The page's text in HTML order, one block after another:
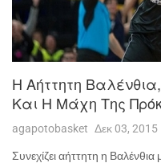
Η Αήττητη
Και Η Μάχη Της
agapotobasket Δεκ 03, 2015
Συνεχίζει αήττητη η